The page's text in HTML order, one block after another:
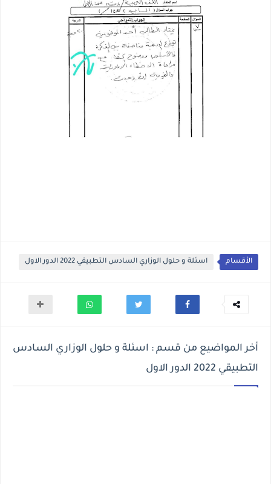
الأقسام اسئلة و حلول الوزاري السادس التطبيقي 2022 الدور الاول
أخر المواضيع من قسم : اسئلة و حلول الوزاري السادس
التطبيقي 2022 الدور الاول